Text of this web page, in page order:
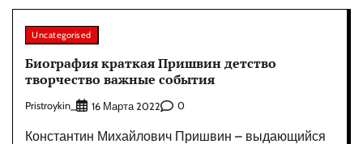
Uncategorised
Биография краткая Пришвин детство
творчество важные события
Pristroykin_ 16 Марта 2022 0
Константин Михайлович Пришвин – выдающийся